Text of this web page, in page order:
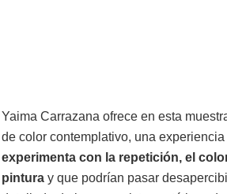
Yaima Carrazana ofrece en esta
de color contemplativo, una
experimenta con la repetición, el
pintura y que podrían pasar